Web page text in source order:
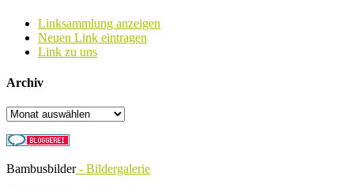
Linksammlung anzeigen
Neuen Link eintragen
Link zu uns
Archiv
Archiv
Bambusbilder- Bildergalerie